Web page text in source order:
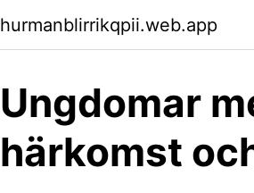
hurmanblirrikqpii.web.app
Ungdomar
härkomst